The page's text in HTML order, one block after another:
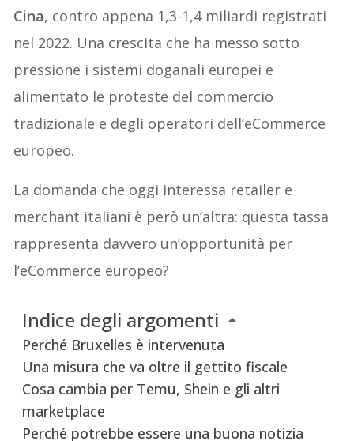
Cina, contro appena 1,3-1,4 miliardi registrati
nel 2022. Una crescita che ha messo sotto
pressione i sistemi doganali europei e
alimentato le proteste del commercio
tradizionale e degli operatori dell’eCommerce
europeo.
La domanda che oggi interessa retailer e
merchant italiani è però un’altra: questa tassa
rappresenta davvero un’opportunità per
l’eCommerce europeo?
Indice degli argomenti
Perché Bruxelles è intervenuta
Una misura che va oltre il gettito fiscale
Cosa cambia per Temu, Shein e gli altri
marketplace
Perché potrebbe essere una buona notizia